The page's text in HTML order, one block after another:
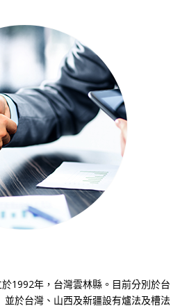
1992年，台灣雲林縣。目前分別於台
於台灣、山西及新疆設有爐法及槽法